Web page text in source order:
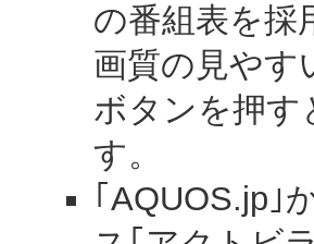
の番組表を採
画質の見やす
ボタンを押す
す。
｢AQUOS.jp｣